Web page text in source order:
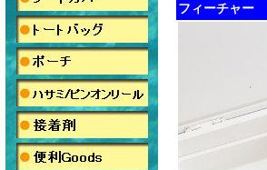
フィーチャー